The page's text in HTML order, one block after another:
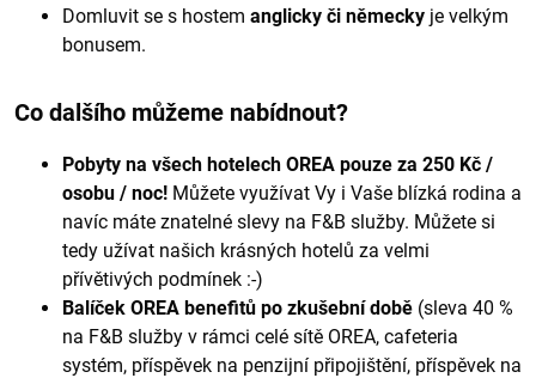
Domluvit se s hostem anglicky či německy je velkým
bonusem.
Co dalšího můžeme nabídnout?
Pobyty na všech hotelech OREA pouze za 250 Kč /
osobu / noc! Můžete využívat Vy i Vaše blízká rodina a
navíc máte znatelné slevy na F&B služby. Můžete si
tedy užívat našich krásných hotelů za velmi
přívětivých podmínek :-)
Balíček OREA benefitů po zkušební době (sleva 40 %
na F&B služby v rámci celé sítě OREA, cafeteria
systém, příspěvek na penzijní připojištění, příspěvek na